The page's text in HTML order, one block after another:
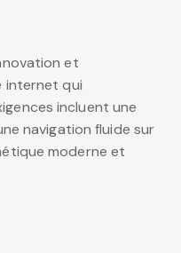
et
internet qui
incluent une
navigation fluide sur
moderne et